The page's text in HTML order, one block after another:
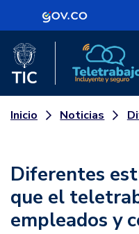
Logo
Logo del Ministerio
Inicio Noticias
Diferentes
que el
empleados y